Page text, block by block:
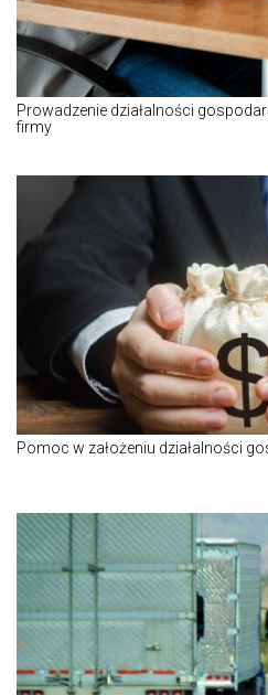
Prowadzenie działalności
firmy
Pomoc w założeniu działalności